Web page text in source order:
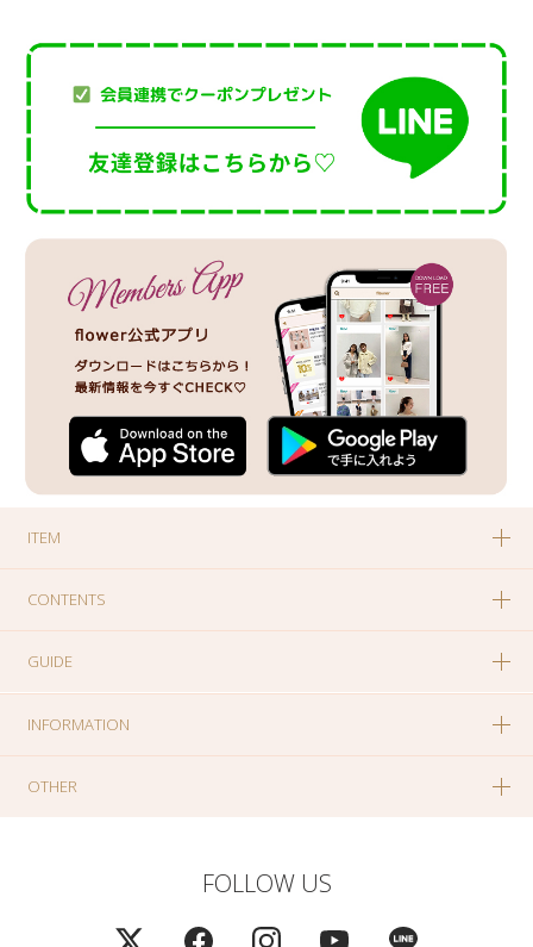
ITEM
CONTENTS
GUIDE
INFORMATION
OTHER
FOLLOW US